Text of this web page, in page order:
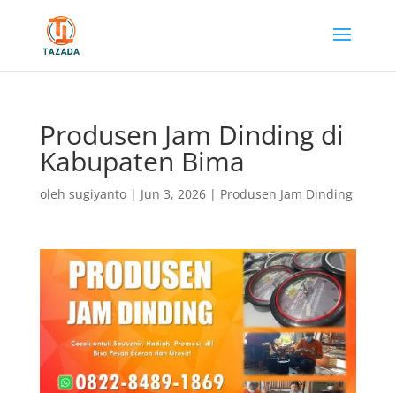
Produsen Jam Dinding di
Kabupaten Bima
oleh sugiyanto| Jun 3, 2026| Produsen Jam Dinding